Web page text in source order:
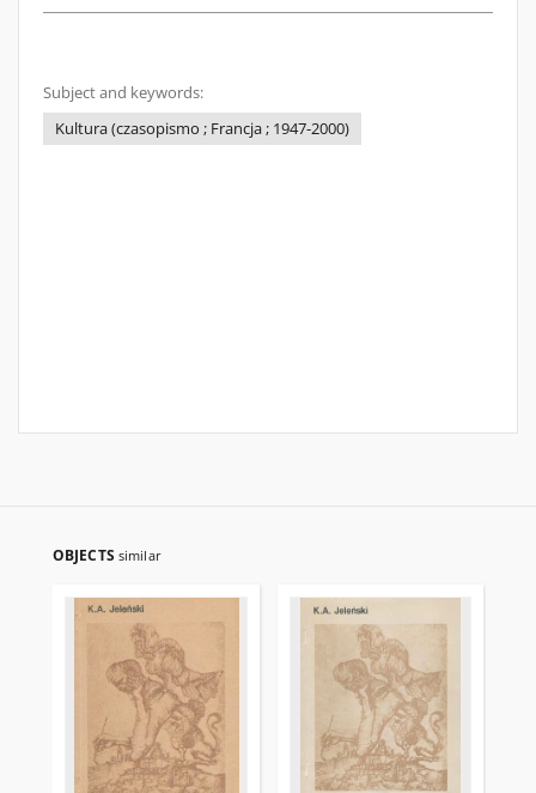
Subject and keywords:
Kultura (czasopismo ; Francja ; 1947-2000)
OBJECTS similar